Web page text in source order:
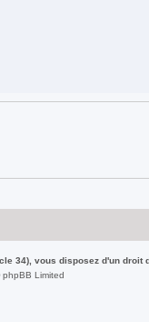
34), vous disposez d'un
Limited